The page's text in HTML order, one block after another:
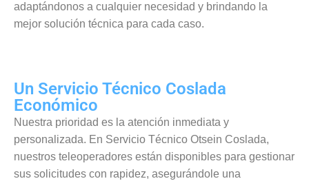
adaptándonos a cualquier necesidad y brindando la
mejor solución técnica para cada caso.
Un Servicio Técnico Coslada
Económico
Nuestra prioridad es la atención inmediata y
personalizada. En Servicio Técnico Otsein Coslada,
nuestros teleoperadores están disponibles para gestionar
sus solicitudes con rapidez, asegurándole una